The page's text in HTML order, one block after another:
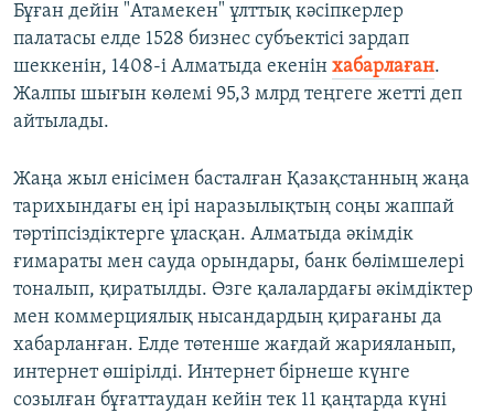
Бұған дейін "Атамекен" ұлттық кәсіпкерлер
палатасы елде 1528 бизнес субъектісі зардап
шеккенін, 1408-і Алматыда екенін хабарлаған.
Жалпы шығын көлемі 95,3 млрд теңгеге жетті деп
айтылады.
Жаңа жыл енісімен басталған Қазақстанның жаңа
тарихындағы ең ірі наразылықтың соңы жаппай
тәртіпсіздіктерге ұласқан. Алматыда әкімдік
ғимараты мен сауда орындары, банк бөлімшелері
тоналып, қиратылды. Өзге қалалардағы әкімдіктер
мен коммерциялық нысандардың қирағаны да
хабарланған. Елде төтенше жағдай жарияланып,
интернет өшірілді. Интернет бірнеше күнге
созылған бұғаттаудан кейін тек 11 қаңтарда күні